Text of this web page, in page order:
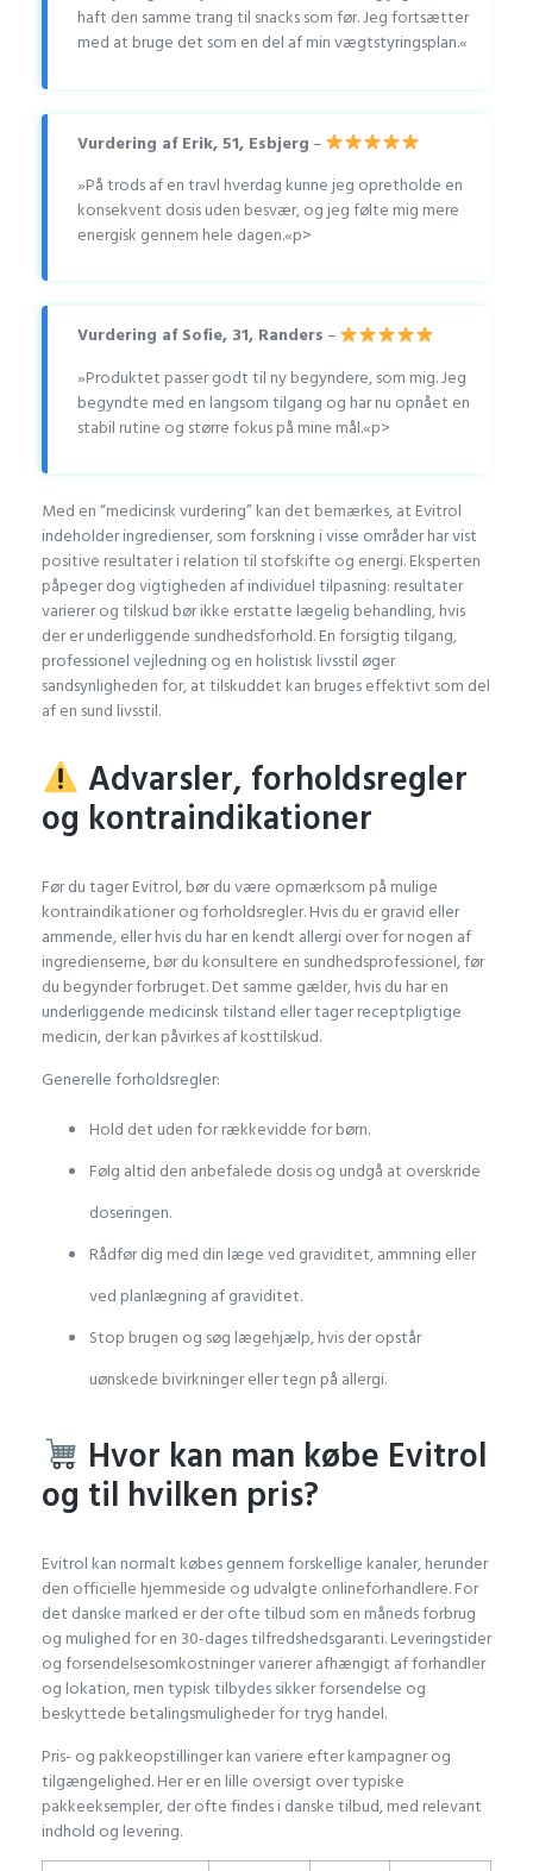
haft den samme trang til snacks som før. Jeg fortsætter
med at bruge det som en del af min vægtstyringsplan.«
Vurdering af Erik, 51, Esbjerg–
»På trods af en travl hverdag kunne jeg opretholde en
konsekvent dosis uden besvær, og jeg følte mig mere
energisk gennem hele dagen.«p>
Vurdering af Sofie, 31, Randers–
»Produktet passer godt til ny begyndere, som mig. Jeg
begyndte med en langsom tilgang og har nu opnået en
stabil rutine og større fokus på mine mål.«p>
Med en “medicinsk vurdering” kan det bemærkes, at Evitrol
indeholder ingredienser, som forskning i visse områder har vist
positive resultater i relation til stofskifte og energi. Eksperten
påpeger dog vigtigheden af individuel tilpasning: resultater
varierer og tilskud bør ikke erstatte lægelig behandling, hvis
der er underliggende sundhedsforhold. En forsigtig tilgang,
professionel vejledning og en holistisk livsstil øger
sandsynligheden for, at tilskuddet kan bruges effektivt som del
af en sund livsstil.
Advarsler, forholdsregler
og kontraindikationer
Før du tager Evitrol, bør du være opmærksom på mulige
kontraindikationer og forholdsregler. Hvis du er gravid eller
ammende, eller hvis du har en kendt allergi over for nogen af
ingredienserne, bør du konsultere en sundhedsprofessionel, før
du begynder forbruget. Det samme gælder, hvis du har en
underliggende medicinsk tilstand eller tager receptpligtige
medicin, der kan påvirkes af kosttilskud.
Generelle forholdsregler:
Hold det uden for rækkevidde for børn.
Følg altid den anbefalede dosis og undgå at overskride
doseringen.
Rådfør dig med din læge ved graviditet, ammning eller
ved planlægning af graviditet.
Stop brugen og søg lægehjælp, hvis der opstår
uønskede bivirkninger eller tegn på allergi.
Hvor kan man købe Evitrol
og til hvilken pris?
Evitrol kan normalt købes gennem forskellige kanaler, herunder
den officielle hjemmeside og udvalgte onlineforhandlere. For
det danske marked er der ofte tilbud som en måneds forbrug
og mulighed for en 30-dages tilfredshedsgaranti. Leveringstider
og forsendelsesomkostninger varierer afhængigt af forhandler
og lokation, men typisk tilbydes sikker forsendelse og
beskyttede betalingsmuligheder for tryg handel.
Pris- og pakkeopstillinger kan variere efter kampagner og
tilgængelighed. Her er en lille oversigt over typiske
pakkeeksempler, der ofte findes i danske tilbud, med relevant
indhold og levering.